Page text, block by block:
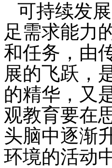
可持续发
足需求能力
和任务，由
展的飞跃，
的精华，又
观教育要在
头脑中逐渐
环境的活动